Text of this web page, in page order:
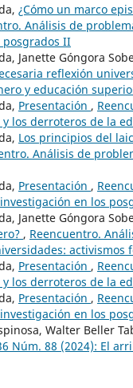
¿Cómo un marco
Análisis de
posgrados II
Janette Góngora
reflexión
y educación
Presentación ,
los derroteros de la
Los principios del
Análisis de
Presentación ,
en los
Janette Góngora
, Reencuentro.
Presentación ,
los derroteros de la
Presentación ,
en los
Walter Beller
Núm. 88 (2024): El